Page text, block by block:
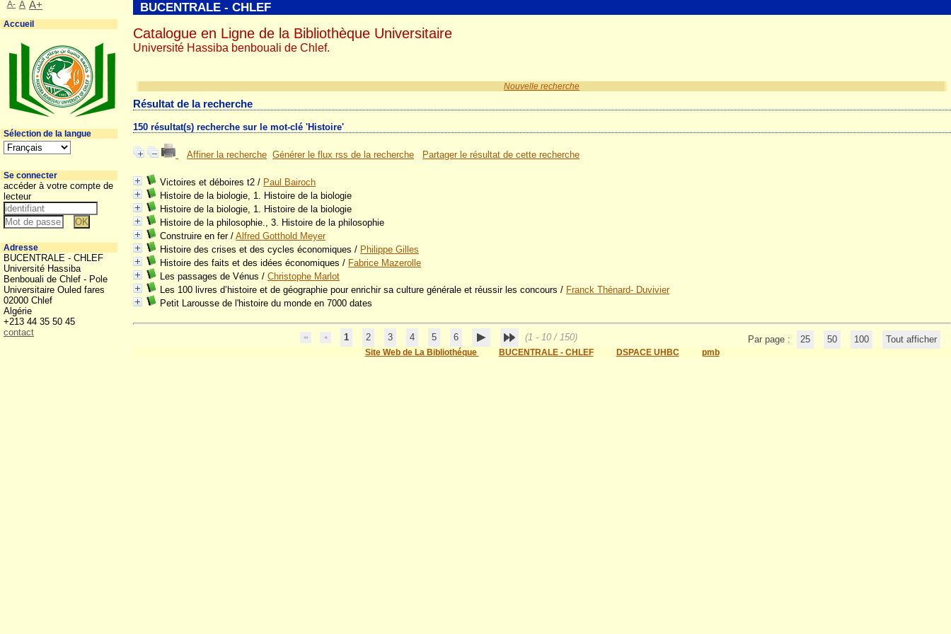
Nouvelle recherche
Résultat de la recherche
150 résultat(s) recherche sur le mot-clé 'Histoire'
Affiner la recherche Générer le flux rss de la recherche Partager le résultat de cette recherche
Victoires et déboires t2 / Paul Bairoch
Histoire de la biologie, 1. Histoire de la biologie
Histoire de la biologie, 1. Histoire de la biologie
Histoire de la philosophie., 3. Histoire de la philosophie
Construire en fer/Alfred Gotthold Meyer
Histoire des crises et des cycles économiques / Philippe Gilles
Histoire des faits et des idées économiques / Fabrice Mazerolle
Les passages de Vénus /Christophe Marlot
Les 100 livres d’histoire et de géographie pour enrichir sa culture générale et réussir les concours / Franck Thénard- Duvivier
Petit Larousse de l'histoire du monde en 7000 dates
1 2 3 4 5 6 (1 - 10 / 150) Par page : 25 50 100 Tout afficher
Site Web de La Bibliothéque BUCENTRALE - CHLEF DSPACE UHBC pmb
BUCENTRALE - CHLEF
Catalogue en Ligne de la Bibliothèque Universitaire
Université Hassiba benbouali de Chlef.
A- A A+
Accueil
Sélection de la langue
Se connecter
accéder à votre compte de
lecteur
Adresse
BUCENTRALE - CHLEF
Université Hassiba
Benbouali de Chlef - Pole
Universitaire Ouled fares
02000 Chlef
Algérie
+213 44 35 50 45
contact